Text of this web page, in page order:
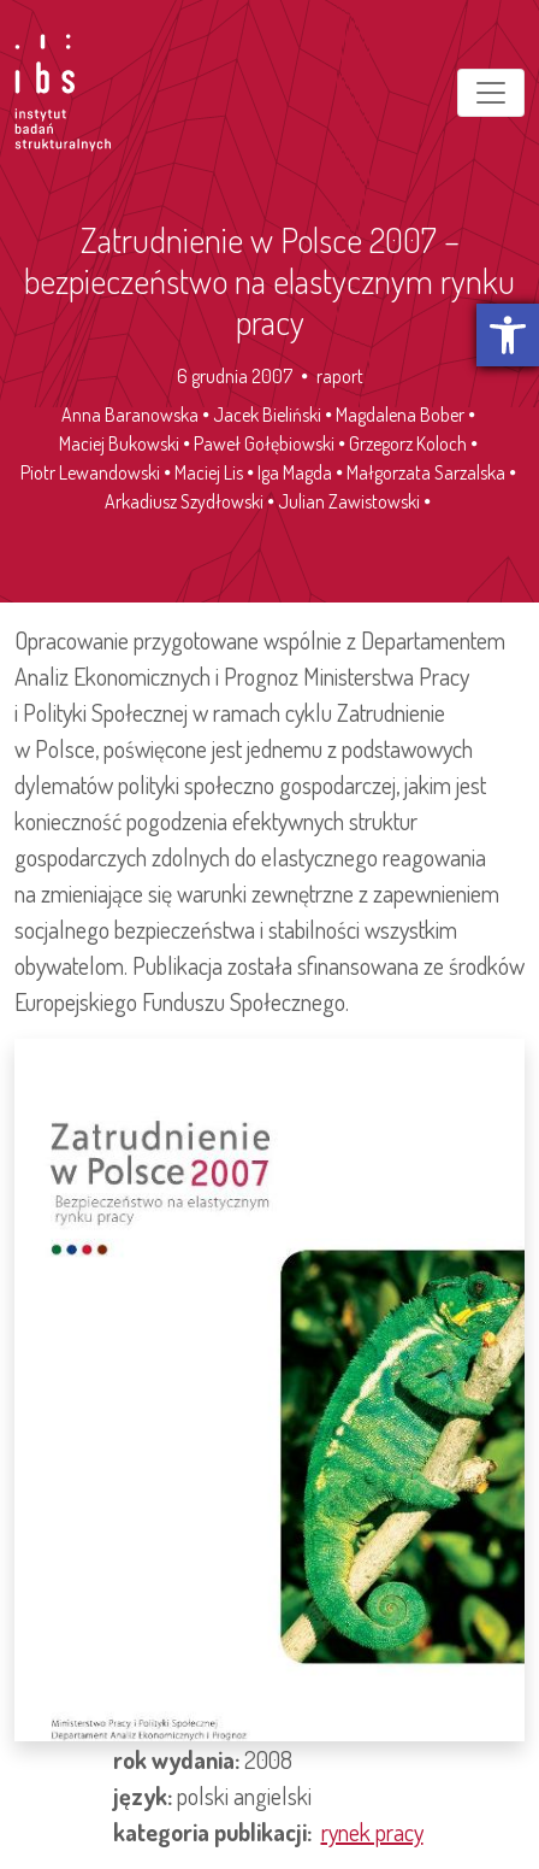
Otwórz
Zatrudnienie w Polsce 2007 –
bezpieczeństwo na elastycznym rynku
pracy
6 grudnia 2007
raport
Anna Baranowska
Jacek Bieliński
Magdalena Bober
Maciej Bukowski
Paweł Gołębiowski
Grzegorz Koloch
Piotr Lewandowski
Maciej Lis Iga Magda
Małgorzata Sarzalska
Arkadiusz Szydłowski
Julian Zawistowski
Opracowanie przygotowane wspólnie z Departamentem
Analiz Ekonomicznych i Prognoz Ministerstwa Pracy
i Polityki Społecznej w ramach cyklu Zatrudnienie
w Polsce, poświęcone jest jednemu z podstawowych
dylematów polityki społeczno gospodarczej, jakim jest
konieczność pogodzenia efektywnych struktur
gospodarczych zdolnych do elastycznego reagowania
na zmieniające się warunki zewnętrzne z zapewnieniem
socjalnego bezpieczeństwa i stabilności wszystkim
obywatelom. Publikacja została sfinansowana ze środków
Europejskiego Funduszu Społecznego.
rok wydania:2008
język:polskiangielski
kategoria publikacji: rynek pracy